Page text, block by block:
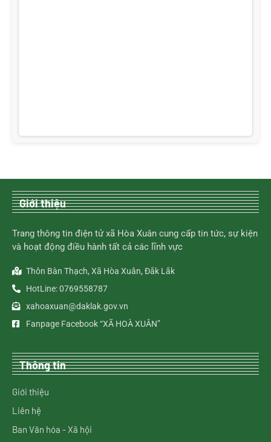
Giới thiệu
Trang thông tin điện tử xã Hòa Xuân cung cấp tin tức, sự kiện
và hoạt động điều hành tất cả các lĩnh vực
Thôn Bàn Thạch, Xã Hòa Xuân, Đắk Lắk
HotLine: 0769558787
xahoaxuan@daklak.gov.vn
Fanpage Facebook “XÃ HOÀ XUÂN”
Thông tin
Giới thiệu
Liên hệ
Ban Văn hóa - Xã hội